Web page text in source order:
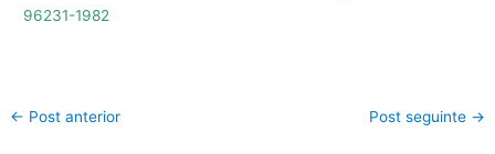
96231-1982
← Post anterior Post seguinte →